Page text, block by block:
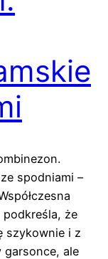
spodniami –
podkreśla, że
szykownie i z
garsonce, ale